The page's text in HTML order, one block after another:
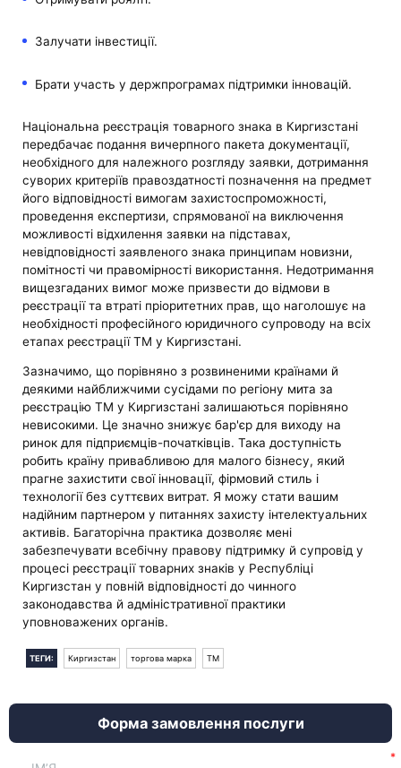
Залучати інвестиції.
Брати участь у держпрограмах підтримки інновацій.
Національна реєстрація товарного знака в Киргизстані
передбачає подання вичерпного пакета документації,
необхідного для належного розгляду заявки, дотримання
суворих критеріїв правоздатності позначення на предмет
його відповідності вимогам захистоспроможності,
проведення експертизи, спрямованої на виключення
можливості відхилення заявки на підставах,
невідповідності заявленого знака принципам новизни,
помітності чи правомірності використання. Недотримання
вищезгаданих вимог може призвести до відмови в
реєстрації та втраті пріоритетних прав, що наголошує на
необхідності професійного юридичного супроводу на всіх
етапах реєстрації ТМ у Киргизстані.
Зазначимо, що порівняно з розвиненими країнами й
деякими найближчими сусідами по регіону мита за
реєстрацію ТМ у Киргизстані залишаються порівняно
невисокими. Це значно знижує бар'єр для виходу на
ринок для підприємців-початківців. Така доступність
робить країну привабливою для малого бізнесу, який
прагне захистити свої інновації, фірмовий стиль і
технології без суттєвих витрат. Я можу стати вашим
надійним партнером у питаннях захисту інтелектуальних
активів. Багаторічна практика дозволяє мені
забезпечувати всебічну правову підтримку й супровід у
процесі реєстрації товарних знаків у Республіці
Киргизстан у повній відповідності до чинного
законодавства й адміністративної практики
уповноважених органів.
ТЕГИ: Киргизстан торгова марка ТМ
Форма замовлення послуги